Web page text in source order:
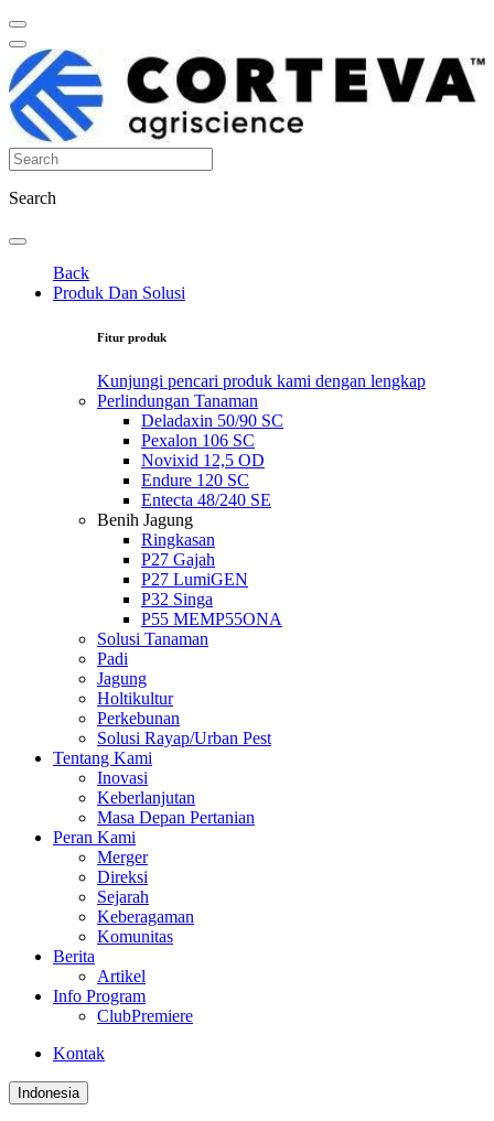
Search
Back
Produk Dan Solusi
Fitur produk
Kunjungi pencari produk kami dengan lengkap
Perlindungan Tanaman
Deladaxin 50/90 SC
Pexalon 106 SC
Novixid 12,5 OD
Endure 120 SC
Entecta 48/240 SE
Benih Jagung
Ringkasan
P27 Gajah
P27 LumiGEN
P32 Singa
P55 MEMP55ONA
Solusi Tanaman
Padi
Jagung
Holtikultur
Perkebunan
Solusi Rayap/Urban Pest
Tentang Kami
Inovasi
Keberlanjutan
Masa Depan Pertanian
Peran Kami
Merger
Direksi
Sejarah
Keberagaman
Komunitas
Berita
Artikel
Info Program
ClubPremiere
Kontak
Indonesia